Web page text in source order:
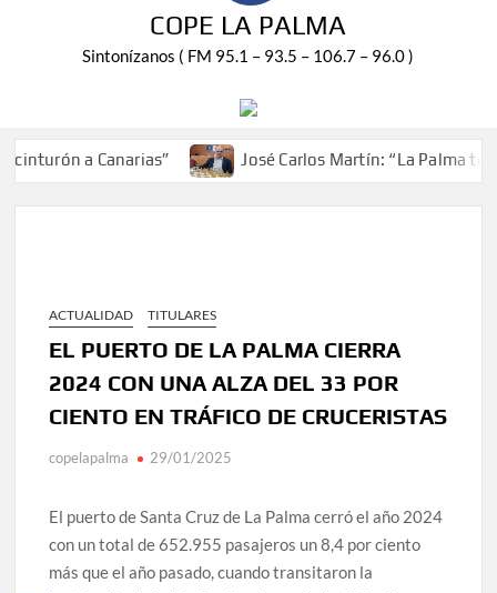
COPE LA PALMA
Sintonízanos ( FM 95.1 – 93.5 – 106.7 – 96.0 )
a Canarias” José Carlos Martín: “La Palma
ACTUALIDAD TITULARES
EL PUERTO DE LA PALMA CIERRA
2024 CON UNA ALZA DEL 33 POR
CIENTO EN TRÁFICO DE CRUCERISTAS
copelapalma 29/01/2025
El puerto de Santa Cruz de La Palma cerró el año 2024
con un total de 652.955 pasajeros un 8,4 por ciento
más que el año pasado, cuando transitaron la